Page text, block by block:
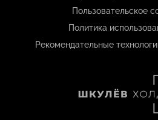
Пользовательское
Политика
Рекомендательные